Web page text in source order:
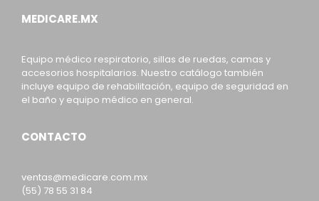
MEDICARE.MX
Equipo médico respiratorio, sillas de ruedas, camas y
accesorios hospitalarios. Nuestro catálogo también
incluye equipo de rehabilitación, equipo de seguridad en
el baño y equipo médico en general.
CONTACTO
ventas@medicare.com.mx
(55) 78 55 31 84